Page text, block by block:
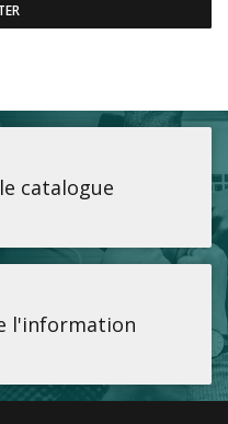
catalogue
l'information